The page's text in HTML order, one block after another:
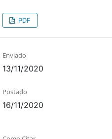
PDF
Enviado
13/11/2020
Postado
16/11/2020